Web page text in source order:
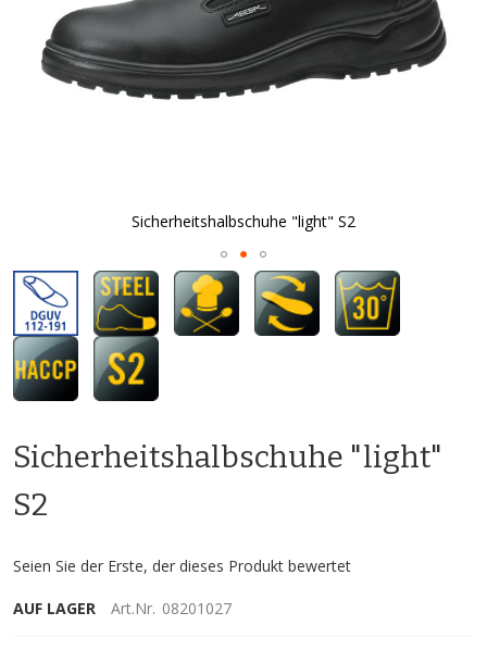
Sicherheitshalbschuhe "light" S2
Zum
Anfang
der
Bildgalerie
springen
Sicherheitshalbschuhe "light"
S2
Seien Sie der Erste, der dieses Produkt bewertet
AUF LAGER Art.Nr. 08201027